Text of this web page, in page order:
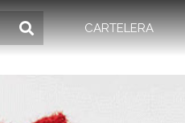
CARTELERA